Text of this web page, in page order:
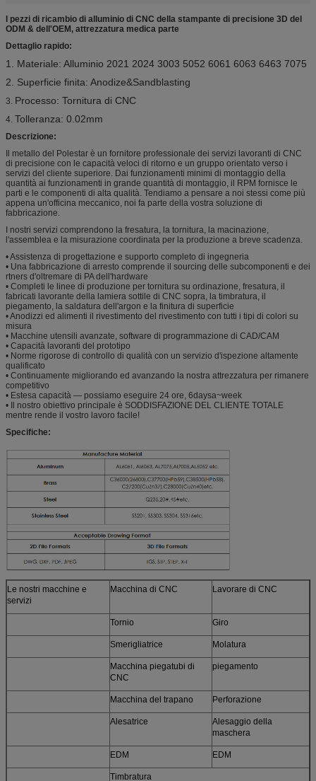
I pezzi di ricambio di alluminio di CNC della stampante di precisione 3D del
ODM & dell'OEM, attrezzatura medica parte
Dettaglio rapido:
1. Materiale: Alluminio 2021 2024 3003 5052 6061 6063 6463 7075
2. Superficie finita: Anodize&Sandblasting
3. Processo: Tornitura di CNC
4. Tolleranza: 0.02mm
Descrizione:
Il metallo del Polestar è un fornitore professionale dei servizi lavoranti di CNC
di precisione con le capacità veloci di ritorno e un gruppo orientato verso i
servizi del cliente superiore. Dai funzionamenti minimi di montaggio della
quantità ai funzionamenti in grande quantità di montaggio, il RPM fornisce le
parti e le componenti di alta qualità. Tendiamo a pensare a noi stessi come più
appena un'officina meccanico, noi fa parte della vostra soluzione di
fabbricazione.
I nostri servizi comprendono la fresatura, la tornitura, la macinazione,
l'assemblea e la misurazione coordinata per la produzione a breve scadenza.
• Assistenza di progettazione e supporto completo di ingegneria
• Una fabbricazione di arresto comprende il sourcing delle subcomponenti e dei
rtners d'oltremare di PA dell'hardware
• Completi le linee di produzione per tornitura su ordinazione, fresatura, il
fabricati lavorante della lamiera sottile di CNC sopra, la timbratura, il
piegamento, la saldatura dell'argon e la finitura di superficie
• Anodizzi ed alimenti il rivestimento del rivestimento con tutti i tipi di colori su
misura
• Macchine utensili avanzate, software di programmazione di CAD/CAM
• Capacità lavoranti del prototipo
• Norme rigorose di controllo di qualità con un servizio d'ispezione altamente
qualificato
• Continuamente migliorando ed avanzando la nostra attrezzatura per rimanere
competitivo
• Estesa capacità — possiamo eseguire 24 ore, 6daysa~week
• Il nostro obiettivo principale è SODDISFAZIONE DEL CLIENTE TOTALE
mentre rende il vostro lavoro facile!
Specifiche:
Le nostri macchine e
servizi
Macchina di CNC Lavorare di CNC
Tornio Giro
Smerigliatrice Molatura
Macchina piegatubi di
CNC
piegamento
Macchina del trapano Perforazione
Alesatrice
Alesaggio della
maschera
EDM EDM
Timbratura